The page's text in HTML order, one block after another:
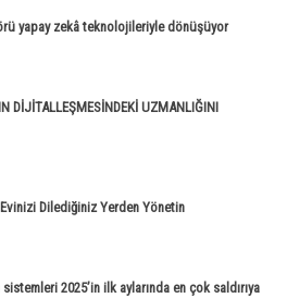
yapay zekâ teknolojileriyle dönüşüyor
DİJİTALLEŞMESİNDEKİ UZMANLIĞINI
Dilediğiniz Yerden Yönetin
2025’in ilk aylarında en çok saldırıya